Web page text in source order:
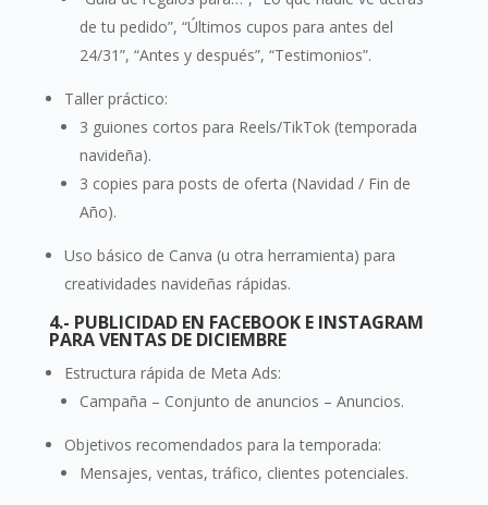
de tu pedido”, “Últimos cupos para antes del
24/31”, “Antes y después”, “Testimonios”.
Taller práctico:
3 guiones cortos para Reels/TikTok (temporada
navideña).
3 copies para posts de oferta (Navidad / Fin de
Año).
Uso básico de Canva (u otra herramienta) para
creatividades navideñas rápidas.
4.- PUBLICIDAD EN FACEBOOK E INSTAGRAM
PARA VENTAS DE DICIEMBRE
Estructura rápida de Meta Ads:
Campaña – Conjunto de anuncios – Anuncios.
Objetivos recomendados para la temporada:
Mensajes, ventas, tráfico, clientes potenciales.